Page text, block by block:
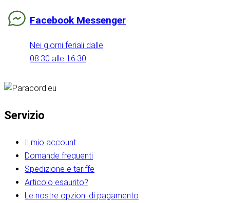
Facebook Messenger
Nei giorni feriali dalle
08:30 alle 16:30
Servizio
Il mio account
Domande frequenti
Spedizione e tariffe
Articolo esaurito?
Le nostre opzioni di pagamento